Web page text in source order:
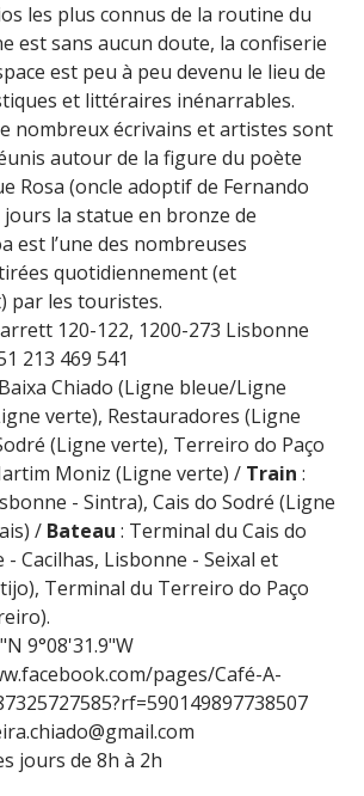
les plus connus de la routine du
est sans aucun doute, la confiserie
est peu à peu devenu le lieu de
et littéraires inénarrables.
nombreux écrivains et artistes sont
autour de la figure du poète
Rosa (oncle adoptif de Fernando
jours la statue en bronze de
est l’une des nombreuses
quotidiennement (et
par les touristes.
120-122, 1200-273 Lisbonne
213 469 541
Chiado (Ligne bleue/Ligne
verte), Restauradores (Ligne
(Ligne verte), Terreiro do Paço
Moniz (Ligne verte) / Train :
- Sintra), Cais do Sodré (Ligne
/ Bateau : Terminal du Cais do
Cacilhas, Lisbonne - Seixal et
Terminal du Terreiro do Paço
9°08'31.9"W
pages/Café-A-
jours de 8h à 2h